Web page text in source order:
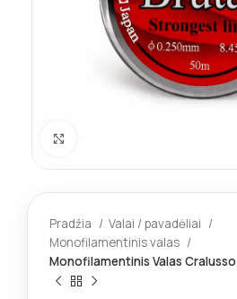
Pradžia
Valai / pavadėliai
Monofilamentinis valas
Monofilamentinis Valas